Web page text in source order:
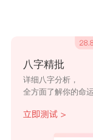
射手座不懂得
的另一半很为
免不了分手，
会把他们当成
见继续开始，
一点很致命的
八字精批
详细八字分析，
全方面了解你的命